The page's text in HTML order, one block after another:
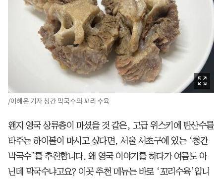
/이혜운 기자 청간 막국수의 꼬리 수육
왠지 영국 상류층이 마셨을 것 같은, 고급 위스키에 탄산수를
타주는 하이볼이 마시고 싶다면, 서울 서초구에 있는 ‘청간
막국수’를 추천합니다. 왜 영국 이야기를 하다가 여름도 아
닌데 막국수냐고요? 이곳 추천 메뉴는 바로 ‘꼬리수육’입니